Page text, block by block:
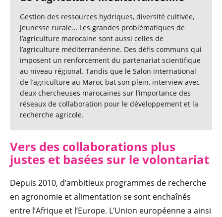
Gestion des ressources hydriques, diversité cultivée,
jeunesse rurale… Les grandes problématiques de
l’agriculture marocaine sont aussi celles de
l’agriculture méditerranéenne. Des défis communs qui
imposent un renforcement du partenariat scientifique
au niveau régional. Tandis que le Salon international
de l’agriculture au Maroc bat son plein, interview avec
deux chercheuses marocaines sur l’importance des
réseaux de collaboration pour le développement et la
recherche agricole.
Vers des collaborations plus
justes et basées sur le volontariat
Depuis 2010, d’ambitieux programmes de recherche
en agronomie et alimentation se sont enchaînés
entre l’Afrique et l’Europe. L’Union européenne a ainsi